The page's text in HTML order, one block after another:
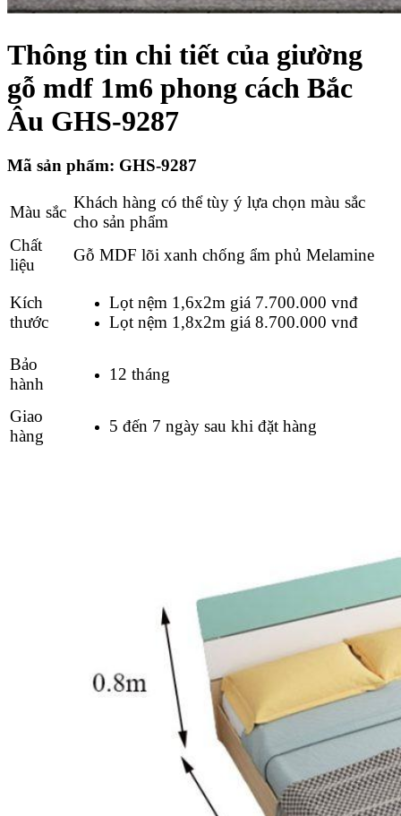
Thông tin chi tiết của giường
gỗ mdf 1m6 phong cách Bắc
Âu GHS-9287
Mã sản phẩm: GHS-9287
Màu sắc
Khách hàng có thể tùy ý lựa chọn màu sắc
cho sản phẩm
Chất
liệu
Gỗ MDF lõi xanh chống ẩm phủ Melamine
Kích
thước
Lọt nệm 1,6x2m giá 7.700.000 vnđ
Lọt nệm 1,8x2m giá 8.700.000 vnđ
Bảo
hành
12 tháng
Giao
hàng
5 đến 7 ngày sau khi đặt hàng